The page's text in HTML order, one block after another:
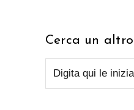
Cerca un